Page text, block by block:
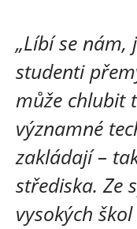
„Líbí se nám,
studenti
může chlubit
významné
zakládají –
střediska. Ze
vysokých